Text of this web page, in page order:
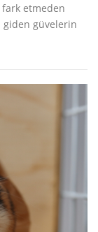
etmeden
giden güvelerin